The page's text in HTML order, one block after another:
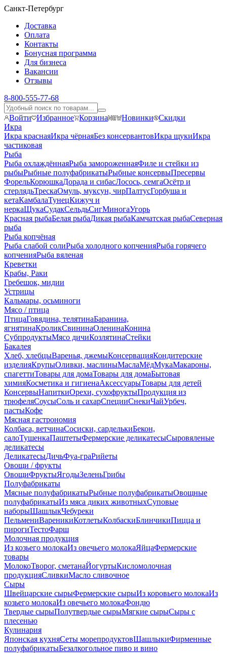
Санкт-Петербург
Доставка
Оплата
Контакты
Бонусная программа
Для бизнеса
Вакансии
Отзывы
8-800-555-77-68
Войти Избранное Корзина Новинки Скидки
Икра
Икра краснаяИкра чёрнаяБез консервантовИкра щукиИкра
частиковая
Рыба
Рыба охлаждённаяРыба замороженнаяФиле и стейки из
рыбыРыбные полуфабрикатыРыбные консервыПресервы
ФорельКорюшкаДорада и сибасЛосось, семгаОсётр и
стерлядьТрескаОмуль, муксун, чирПалтусГорбуша и
кетаКамбалаТунецКижуч и
неркаЩукаСудакСельдьСигМиногаУгорь
Красная рыбаБелая рыбаДикая рыбаКамчатская рыбаСеверная
рыба
Рыба копчёная
Рыба слабой солиРыба холодного копченияРыба горячего
копченияРыба вяленая
Креветки
Крабы, Раки
Гребешок, мидии
Устрицы
Кальмары, осьминоги
Мясо / птица
ПтицаГовядина, телятинаБаранина,
ягнятинаКроликСвининаОленинаКонина
СубпродуктыМясо дичиКозлятинаСтейки
Бакалея
Хлеб, хлебцыВаренья, джемыКонсервацияКондитерские
изделияКрупыОливки, маслиныМаслаМёдМукаМакароны,
спагеттиТовары для домаТовары для домаБытовая
химияКосметика и гигиенаАксессуарыТовары для детей
КонсервыНапиткиОрехи, сухофруктыПродукция из
трюфеляСоусыСоль и сахарСпецииСнекиЧайУрбеч,
пастыКофе
Мясная гастрономия
Колбаса, ветчинаСосиски, сарделькиБекон,
салоТушенкаПаштетыФермерские деликатесыСыровяленые
деликатесы
ДеликатесыДичьФуа-граРийеты
Овощи / фрукты
ОвощиФруктыЯгодыЗеленьГрибы
Полуфабрикаты
Мясные полуфабрикатыРыбные полуфабрикатыОвощные
полуфабрикатыИз мяса диких животныхСуповые
наборыШашлыкЧебуреки
ПельмениВареникиКотлетыКолбаскиБлинчикиПицца и
пирогиТестоФарш
Молочная продукция
Из козьего молокаИз овечьего молокаЯйцаФермерские
товары
МолокоТворог, сметанаЙогуртыКисломолочная
продукцияСливкиМасло сливочное
Сыры
Швейцарские сырыФермерские сырыИз коровьего молокаИз
козьего молокаИз овечьего молокаФондю
Твердые сырыПолутвердые сырыМягкие сырыСыры c
плесенью
Кулинария
Японская кухняСеты морепродуктовШашлыкиФирменные
полуфабрикатыБезалкогольное пиво и вино